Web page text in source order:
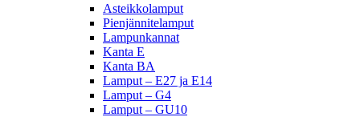
Asteikkolamput
Pienjännitelamput
Lampunkannat
Kanta E
Kanta BA
Lamput – E27 ja E14
Lamput – G4
Lamput – GU10